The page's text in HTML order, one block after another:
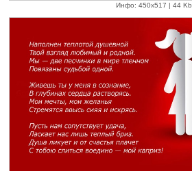
Инфо: 450х517 | 44 Kb